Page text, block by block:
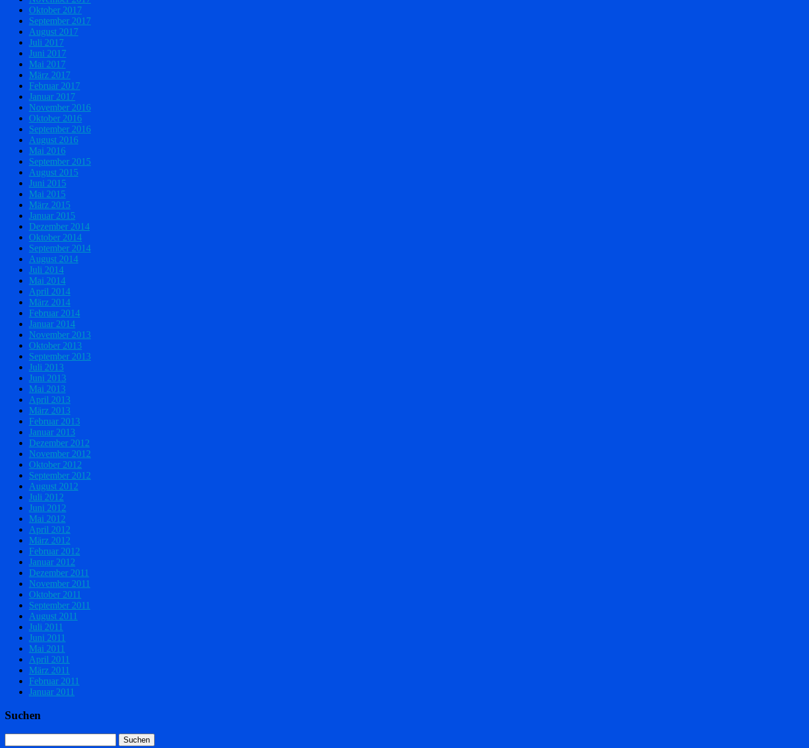
Oktober 2017
September 2017
August 2017
Juli 2017
Juni 2017
Mai 2017
März 2017
Februar 2017
Januar 2017
November 2016
Oktober 2016
September 2016
August 2016
Mai 2016
September 2015
August 2015
Juni 2015
Mai 2015
März 2015
Januar 2015
Dezember 2014
Oktober 2014
September 2014
August 2014
Juli 2014
Mai 2014
April 2014
März 2014
Februar 2014
Januar 2014
November 2013
Oktober 2013
September 2013
Juli 2013
Juni 2013
Mai 2013
April 2013
März 2013
Februar 2013
Januar 2013
Dezember 2012
November 2012
Oktober 2012
September 2012
August 2012
Juli 2012
Juni 2012
Mai 2012
April 2012
März 2012
Februar 2012
Januar 2012
Dezember 2011
November 2011
Oktober 2011
September 2011
August 2011
Juli 2011
Juni 2011
Mai 2011
April 2011
März 2011
Februar 2011
Januar 2011
Suchen